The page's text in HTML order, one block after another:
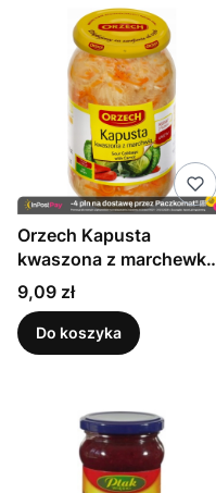
Orzech Kapusta
kwaszona z marchewką
800g
Cena
9,09 zł
Do koszyka